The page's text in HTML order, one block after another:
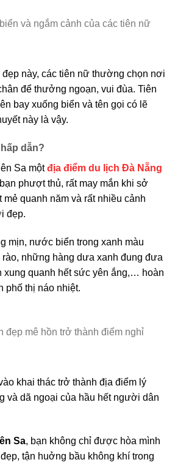
và ngắm cảnh của các tiên nữ
này, các tiên nữ thường chọn nơi
để thưởng ngoạn, vui đùa. Tiên
bay xuống biển và tên gọi có lẽ
này là vậy.
dẫn?
Sa mộtđịa điểm du lịch Đà Nẵng
phượt thủ, rất may mắn khi sở
mẻ quanh năm và rất nhiều cảnh
đẹp.
mịn, nước biển trong xanh màu
rào, những hàng dưa xanh đung đưa
xung quanh hết sức yên ắng,… hoàn
phố thị náo nhiệt.
đẹp mê hồn trở thành điểm nghỉ
khai thác trở thành địa điểm lý
và dã ngoại của hầu hết người dân
Sa, bạn không chỉ được hòa mình
tận huởng bầu không khí trong